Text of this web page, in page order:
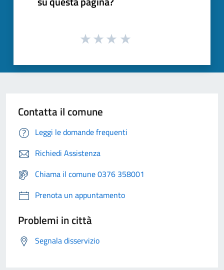
Contatta il comune
Leggi le domande frequenti
Richiedi Assistenza
Chiama il comune 0376 358001
Prenota un appuntamento
Problemi in città
Segnala disservizio